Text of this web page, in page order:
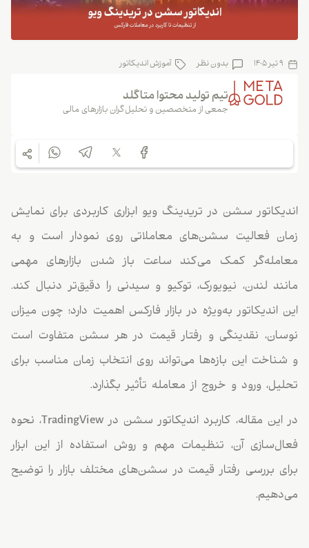
9 تیر 1405 بدون نظر آموزش اندیکاتور
تیم تولید محتوا متاگلد
جمعی از متخصصین و تحلیل‌گران بازارهای مالی
اندیکاتور سشن در تریدینگ ویو ابزاری کاربردی برای نمایش
زمان فعالیت سشن‌های معاملاتی روی نمودار است و به
معامله‌گر کمک می‌کند ساعت باز شدن بازارهای مهمی
مانند لندن، نیویورک، توکیو و سیدنی را دقیق‌تر دنبال کند.
این اندیکاتور به‌ویژه در بازار فارکس اهمیت دارد؛ چون میزان
نوسان، نقدینگی و رفتار قیمت در هر سشن متفاوت است
و شناخت این بازه‌ها می‌تواند روی انتخاب زمان مناسب برای
تحلیل، ورود و خروج از معامله تأثیر بگذارد.
در این مقاله، کاربرد اندیکاتور سشن در TradingView، نحوه
فعال‌سازی آن، تنظیمات مهم و روش استفاده از این ابزار
برای بررسی رفتار قیمت در سشن‌های مختلف بازار را توضیح
می‌دهیم.